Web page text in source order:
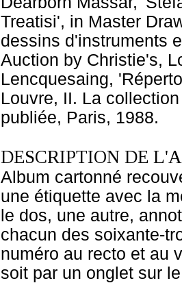
Treatisi', in Master
dessins d'instruments
Auction by Christie's,
Lencquesaing,
Louvre, II. La
publiée, Paris, 1988.
DESCRIPTION DE
Album cartonné
une étiquette avec la
le dos, une autre,
chacun des soixante-
numéro au recto et au
soit par un onglet sur